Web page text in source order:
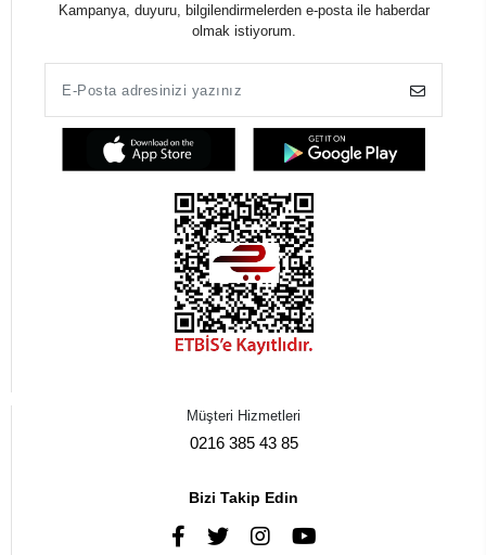
Kampanya, duyuru, bilgilendirmelerden e-posta ile haberdar
olmak istiyorum.
Müşteri Hizmetleri
0216 385 43 85
Bizi Takip Edin